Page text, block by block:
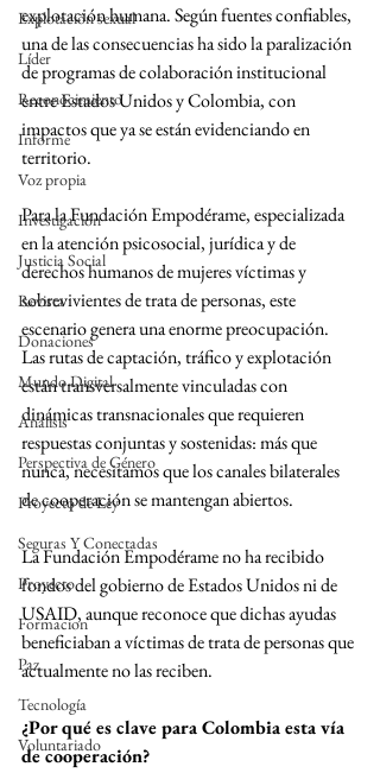
Explotación sexual
Líder
Reconocimiento
Informe
Voz propia
Investigación
Justicia Social
Revista
Donaciones
Mundo Digital
Análisis
Perspectiva de Género
Proyecto de Ley
Seguras Y Conectadas
Proyecto
Formacion
Paz
Tecnología
Voluntariado
explotación humana. Según fuentes confiables,
una de las consecuencias ha sido la paralización
de programas de colaboración institucional
entre Estados Unidos y Colombia, con
impactos que ya se están evidenciando en
territorio.
Para la Fundación Empodérame, especializada
en la atención psicosocial, jurídica y de
derechos humanos de mujeres víctimas y
sobrevivientes de trata de personas, este
escenario genera una enorme preocupación.
Las rutas de captación, tráfico y explotación
están transversalmente vinculadas con
dinámicas transnacionales que requieren
respuestas conjuntas y sostenidas: más que
nunca, necesitamos que los canales bilaterales
de cooperación se mantengan abiertos.
La Fundación Empodérame no ha recibido
fondos del gobierno de Estados Unidos ni de
USAID, aunque reconoce que dichas ayudas
beneficiaban a víctimas de trata de personas que
actualmente no las reciben.
¿Por qué es clave para Colombia esta vía
de cooperación?